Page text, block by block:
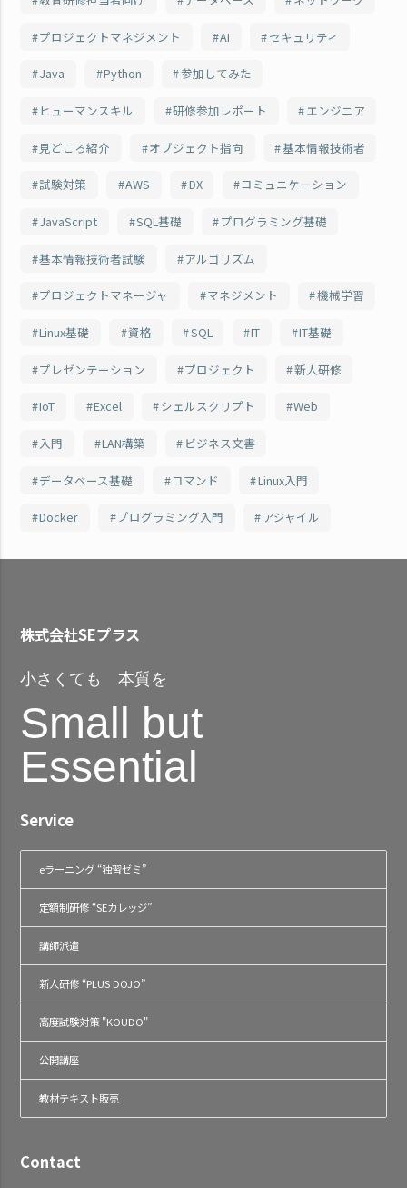
プロジェクトマネジメント AI セキュリティ
Java Python 参加してみた
ヒューマンスキル 研修参加レポート エンジニア
見どころ紹介 オブジェクト指向 基本情報技術者
試験対策 AWS DX コミュニケーション
JavaScript SQL基礎 プログラミング基礎
基本情報技術者試験 アルゴリズム
プロジェクトマネージャ マネジメント 機械学習
Linux基礎 資格 SQL IT IT基礎
プレゼンテーション プロジェクト 新人研修
IoT Excel シェルスクリプト Web
入門 LAN構築 ビジネス文書
データベース基礎 コマンド Linux入門
Docker プログラミング入門 アジャイル
株式会社SEプラス
小さくても 本質を
Small but
Essential
Service
eラーニング “独習ゼミ”
定額制研修 “SEカレッジ”
講師派遣
新人研修 “PLUS DOJO”
高度試験対策 "KOUDO"
公開講座
教材テキスト販売
Contact